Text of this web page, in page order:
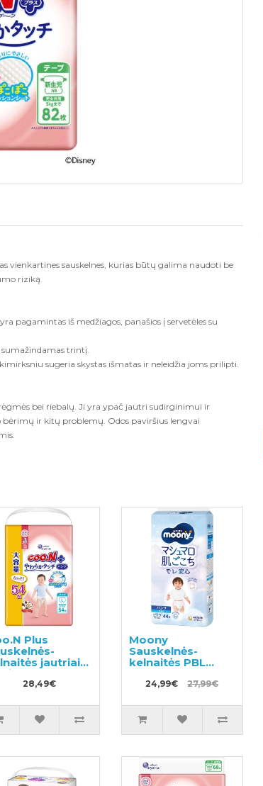
vienkartines sauskelnes, kurias būtų galima naudoti be
riziką.
pagamintas iš medžiagos, panašios į servetėles su
sumažindamas trintį.
sugeria skystas išmatas ir neleidžia joms prilipti.
bei riebalų. Ji yra ypač jautri sudirginimui ir
ir kitų problemų. Odos paviršius lengvai
Plus
jautriai
L 9–14 kg
28,49€
Moony
Sauskelnės-
kelnaitės PBL
44vnt
24,99€ 27,99€